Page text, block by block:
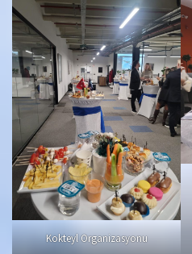
Kokteyl Organizasyonu